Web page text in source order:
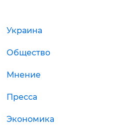
Украина
Общество
Мнение
Пресса
Экономика